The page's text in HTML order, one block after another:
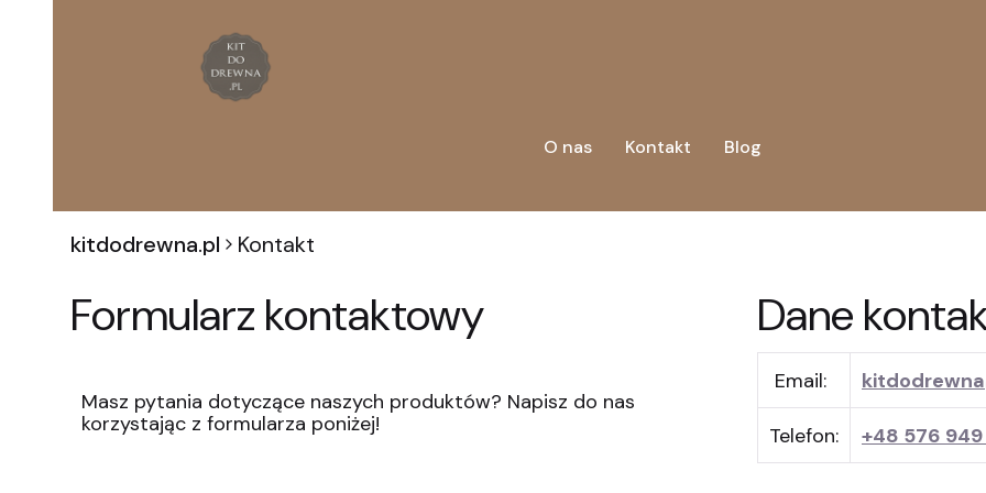
O nas Kontakt Blog
kitdodrewna.pl Kontakt
Formularz kontaktowy
Masz pytania dotyczące naszych produktów? Napisz do nas
korzystając z formularza poniżej!
Dane
Email:
Telefon: +48 576 949